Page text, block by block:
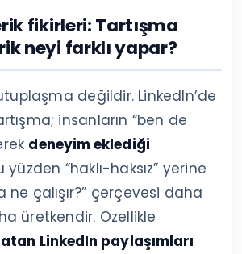
fikirleri: Tartışma
neyi farklı yapar?
değildir. LinkedIn’de
insanların “ben de
deneyim eklediği
yüzden “haklı-haksız” yerine
ne çalışır?” çerçevesi daha
üretkendir. Özellikle
LinkedIn paylaşımları